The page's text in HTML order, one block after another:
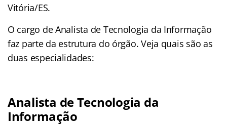
Vitória/ES.
O cargo de Analista de Tecnologia da Informação
faz parte da estrutura do órgão. Veja quais são as
duas especialidades:
Analista de Tecnologia da
Informação